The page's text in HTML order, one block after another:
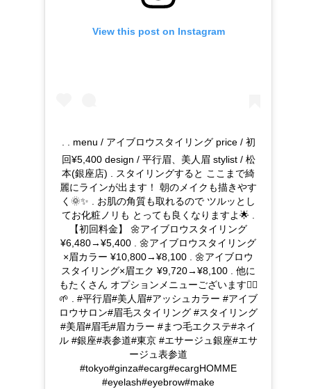
View this post on Instagram
. . menu / アイブロウスタイリング price / 初
回¥5,400 design / 平行眉、美人眉 stylist / 松
本(銀座店) . スタイリングすると ここまで綺
麗にラインが出ます！ 朝のメイクも描きやす
く🌞✨ . お肌の角質も取れるので ツルッとし
てお化粧ノリも とっても良くなりますよ🌟 .
【初回料金】 🌼アイブロウスタイリング
¥6,480→¥5,400 . 🌼アイブロウスタイリング
×眉カラー ¥10,800→¥8,100 . 🌼アイブロウ
スタイリング×眉エク ¥9,720→¥8,100 . 他に
もたくさん オプションメニューございます💁‍♀️
🌱 . #平行眉#美人眉#アッシュカラー #アイブ
ロウサロン#眉毛スタイリング #スタイリング
#美眉#眉毛#眉カラー #まつ毛エクステ#ネイ
ル #銀座#表参道#東京 #エサージュ銀座#エサ
ージュ表参道
#tokyo#ginza#ecarg#ecargHOMME
#eyelash#eyebrow#make